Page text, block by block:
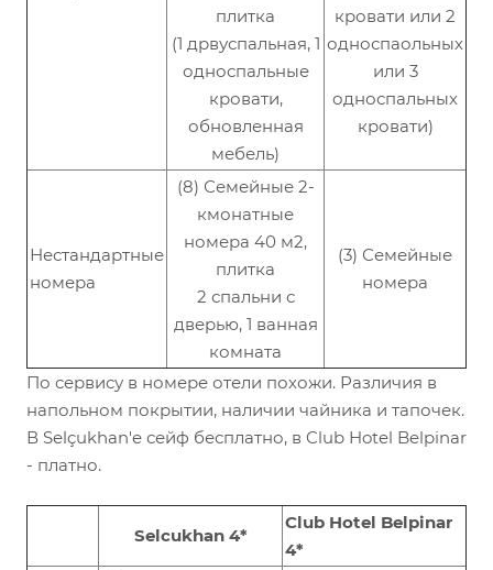
плитка
(1 дрвуспальная, 1
односпальные
кровати,
обновленная
мебель)
кровати или 2
односпаольных
или 3
односпальных
кровати)
Нестандартные
номера
(8) Семейные 2-
кмонатные
номера 40 м2,
плитка
2 спальни с
дверью, 1 ванная
комната
(3) Семейные
номера
По сервису в номере отели похожи. Различия в
напольном покрытии, наличии чайника и тапочек.
В Selçukhan'e сейф бесплатно, в Club Hotel Belpinar
- платно.
Selcukhan 4*
Club Hotel Belpinar
4*